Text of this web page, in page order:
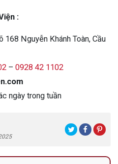
:
Nguyễn Khánh Toàn, Cầu
– 0928 42 1102
ngày trong tuần